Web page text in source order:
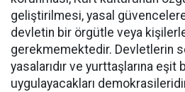
geliştirilmesi, yasal
devletin bir örgütle veya
gerekmemektedir. Devletlerin
yasalarıdır ve yurttaşlarına eşit
uygulayacakları